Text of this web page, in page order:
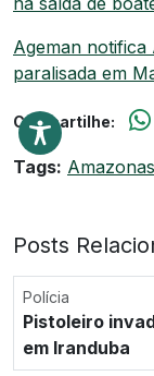
Ageman
paralisada em
Compartilhe:
Tags: Amazonas
Posts
Polícia
Pistoleiro
em Iranduba